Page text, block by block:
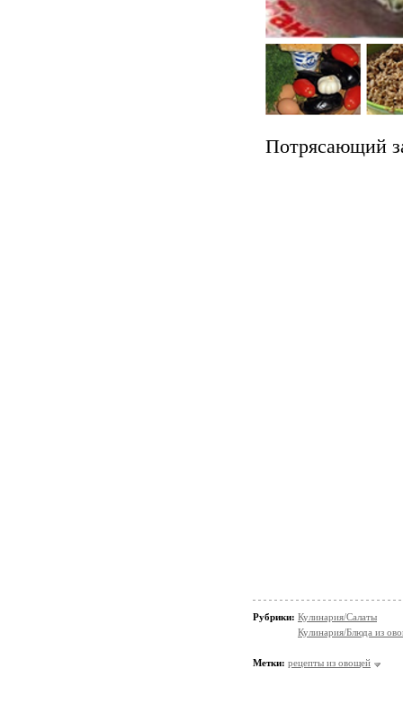
Потрясающий
Рубрики: Кулинария/Салаты
Кулинария/Блюда из
Метки: рецепты из овощей